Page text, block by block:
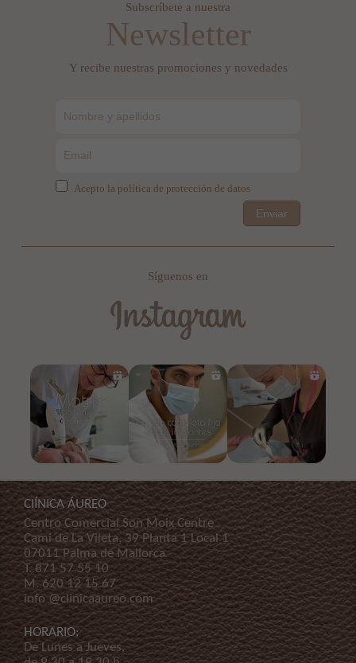
Subscríbete a nuestra
Newsletter
Y recibe nuestras promociones y novedades
Acepto la política de protección de datos
Enviar
Síguenos en
ClÍNICA ÁUREO
Centro Comercial Son Moix Centre
Cami de La Vileta, 39 Planta 1 Local 1
07011 Palma de Mallorca
T.871 57 55 10
M.620 12 15 67
info @clinicaaureo.com
HORARIO:
De Lunes a Jueves,